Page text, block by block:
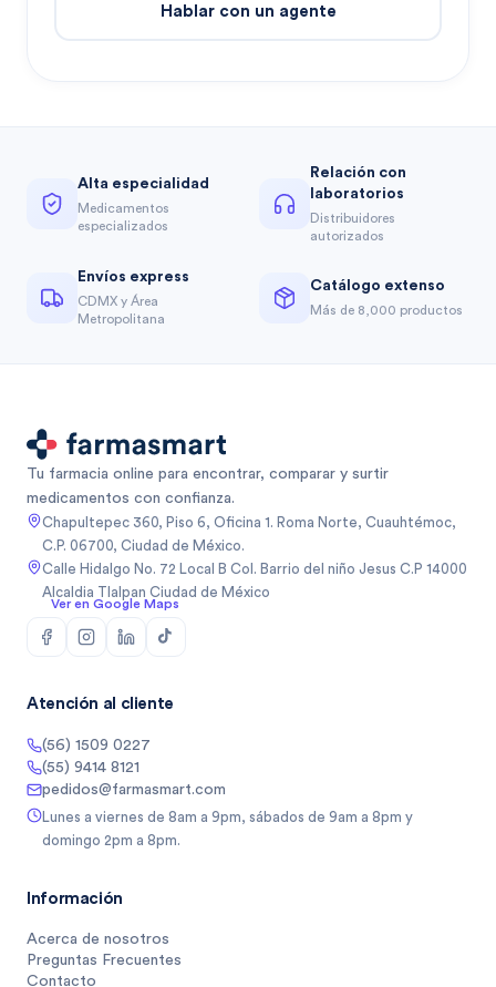
Hablar con un agente
Alta especialidad
Medicamentos
especializados
Relación con
laboratorios
Distribuidores
autorizados
Envíos express
CDMX y Área
Metropolitana
Catálogo extenso
Más de 8,000 productos
Tu farmacia online para encontrar, comparar y surtir
medicamentos con confianza.
Chapultepec 360, Piso 6, Oficina 1. Roma Norte, Cuauhtémoc,
C.P. 06700, Ciudad de México.
Calle Hidalgo No. 72 Local B Col. Barrio del niño Jesus C.P 14000
Alcaldia Tlalpan Ciudad de México
Ver en Google Maps
Atención al cliente
(56) 1509 0227
(55) 9414 8121
pedidos@farmasmart.com
Lunes a viernes de 8am a 9pm, sábados de 9am a 8pm y
domingo 2pm a 8pm.
Información
Acerca de nosotros
Preguntas Frecuentes
Contacto